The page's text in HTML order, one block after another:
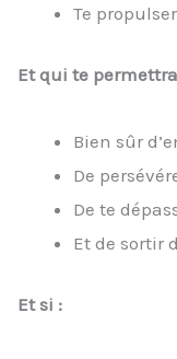
Te
Et qui te
Bien sûr
De
De te
Et de sortir
Et si :